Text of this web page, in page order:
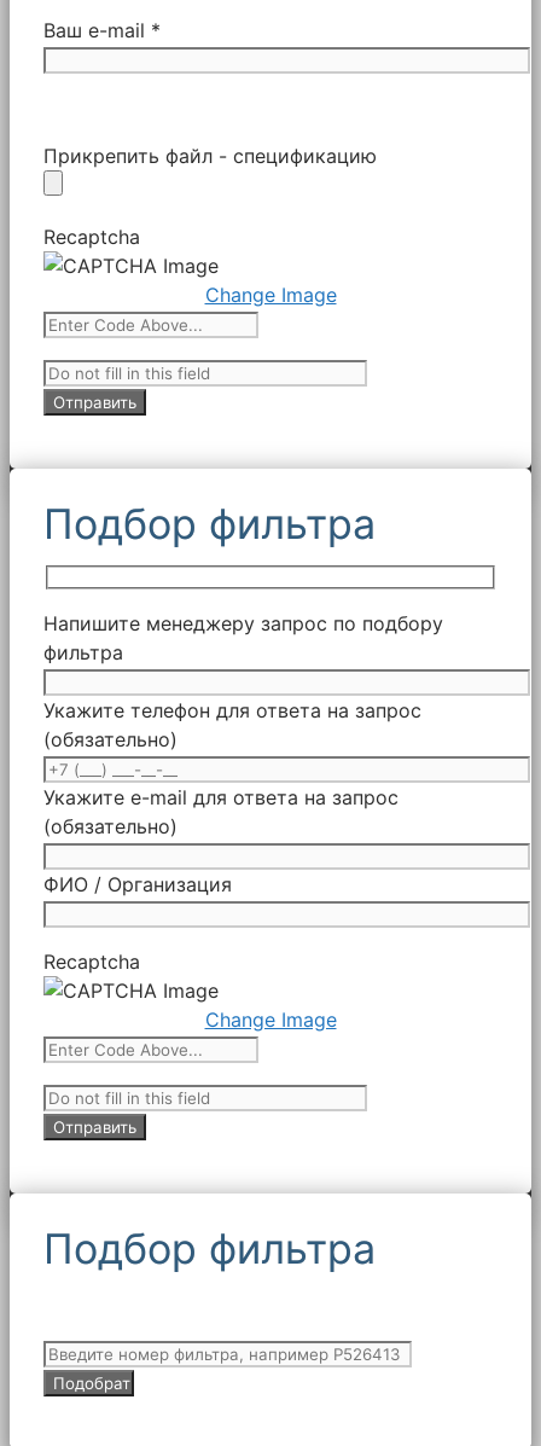
Ваш e-mail *
Прикрепить файл - спецификацию
Recaptcha
Change Image
Подбор фильтра
Напишите менеджеру запрос по подбору
фильтра
Укажите телефон для ответа на запрос
(обязательно)
Укажите e-mail для ответа на запрос
(обязательно)
ФИО / Организация
Recaptcha
Change Image
Подбор фильтра